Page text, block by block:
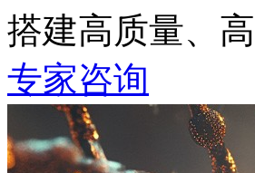
搭建高质量
专家咨询